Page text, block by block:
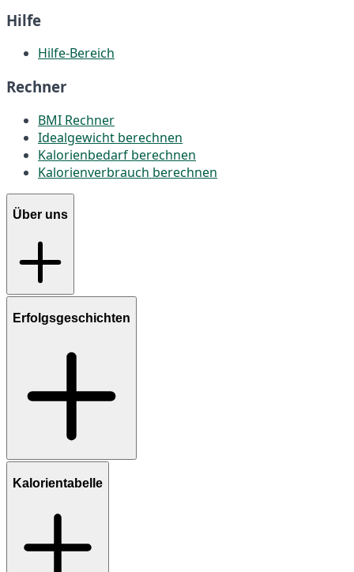
Hilfe
Hilfe-Bereich
Rechner
BMI Rechner
Idealgewicht berechnen
Kalorienbedarf berechnen
Kalorienverbrauch berechnen
Über uns
Erfolgsgeschichten
Kalorientabelle